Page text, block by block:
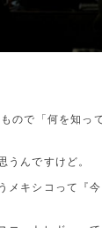
ので「何を知っ
うんですけど。
メキシコって『